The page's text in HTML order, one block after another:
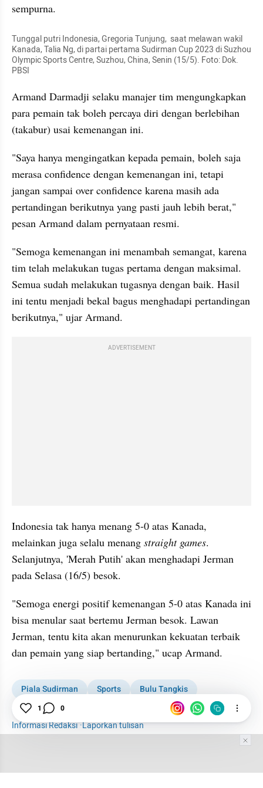
sempurna.
Tunggal putri Indonesia, Gregoria Tunjung,  saat melawan wakil
Kanada, Talia Ng, di partai pertama Sudirman Cup 2023 di Suzhou
Olympic Sports Centre, Suzhou, China, Senin (15/5). Foto: Dok.
PBSI
Armand Darmadji selaku manajer tim mengungkapkan
para pemain tak boleh percaya diri dengan berlebihan
(takabur) usai kemenangan ini.
"Saya hanya mengingatkan kepada pemain, boleh saja
merasa confidence dengan kemenangan ini, tetapi
jangan sampai over confidence karena masih ada
pertandingan berikutnya yang pasti jauh lebih berat,"
pesan Armand dalam pernyataan resmi.
"Semoga kemenangan ini menambah semangat, karena
tim telah melakukan tugas pertama dengan maksimal.
Semua sudah melakukan tugasnya dengan baik. Hasil
ini tentu menjadi bekal bagus menghadapi pertandingan
berikutnya," ujar Armand.
ADVERTISEMENT
Indonesia tak hanya menang 5-0 atas Kanada,
melainkan juga selalu menang straight games.
Selanjutnya, 'Merah Putih' akan menghadapi Jerman
pada Selasa (16/5) besok.
"Semoga energi positif kemenangan 5-0 atas Kanada ini
bisa menular saat bertemu Jerman besok. Lawan
Jerman, tentu kita akan menurunkan kekuatan terbaik
dan pemain yang siap bertanding," ucap Armand.
Piala Sudirman Sports
Bulu Tangkis
Badminton
Marcus/Kevin
Informasi Redaksi·Laporkan tulisan
1 0